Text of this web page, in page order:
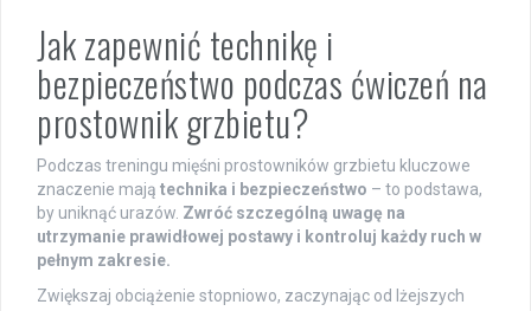
Jak zapewnić technikę i
bezpieczeństwo podczas ćwiczeń na
prostownik grzbietu?
Podczas treningu mięśni prostowników grzbietu kluczowe
znaczenie mają technika i bezpieczeństwo – to podstawa,
by uniknąć urazów. Zwróć szczególną uwagę na
utrzymanie prawidłowej postawy i kontroluj każdy ruch w
pełnym zakresie.
Zwiększaj obciążenie stopniowo, zaczynając od lżejszych